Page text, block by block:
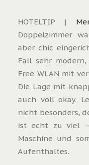
HOTELTIP |
Doppelzimmer
aber chic
Fall sehr
Free WLAN mit
Die Lage mit
auch voll okay.
nicht besonders,
ist echt zu viel –
Maschine und
Aufenthaltes.